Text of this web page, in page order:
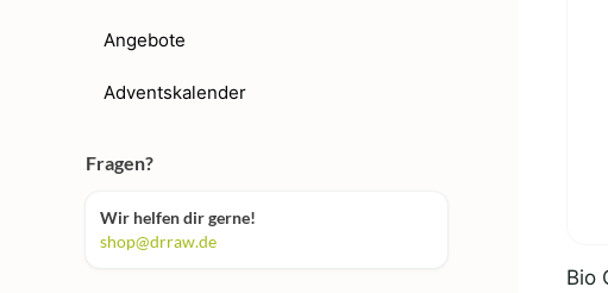
Bio
der
Angebote
Adventskalender
Fragen?
Wir helfen dir gerne!
shop@drraw.de